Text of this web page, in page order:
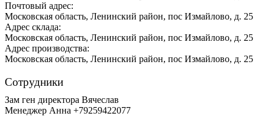
Почтовый адрес:
Московская область, Ленинский район, пос Измайлово, д. 25
Адрес склада:
Московская область, Ленинский район, пос Измайлово, д. 25
Адрес производства:
Московская область, Ленинский район, пос Измайлово, д. 25
Сотрудники
Зам ген директора Вячеслав
Менеджер Анна +79259422077